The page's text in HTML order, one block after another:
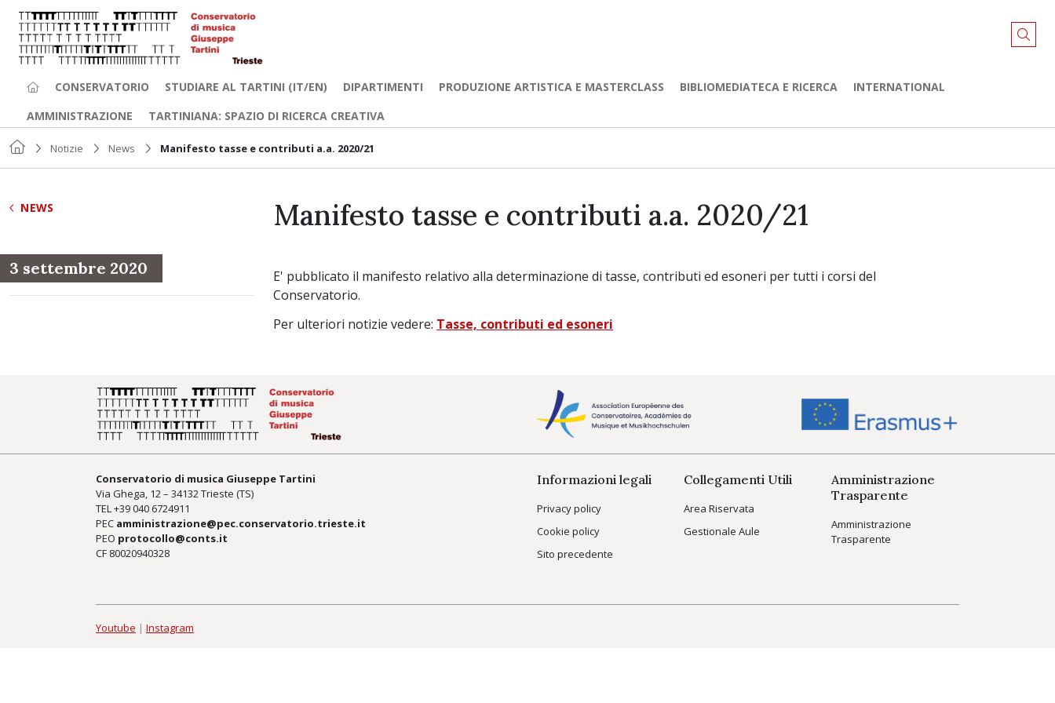
CONSERVATORIO STUDIARE AL TARTINI (IT/EN) DIPARTIMENTI PRODUZIONE ARTISTICA E MASTERCLASS BIBLIOMEDIATECA E RICERCA
INTERNATIONAL
AMMINISTRAZIONE
TARTINIANA: SPAZIO DI RICERCA CREATIVA
Notizie News Manifesto tasse e contributi a.a. 2020/21
NEWS
3 settembre 2020
Manifesto tasse e contributi a.a. 2020/21
E' pubblicato il manifesto relativo alla determinazione di tasse, contributi ed esoneri per tutti i corsi del
Conservatorio.
Per ulteriori notizie vedere: Tasse, contributi ed esoneri
Conservatorio di musica Giuseppe Tartini
Via Ghega, 12 – 34132 Trieste (TS)
TEL +39040 6724911
PEC amministrazione@pec.conservatorio.trieste.it
PEO protocollo@conts.it
CF 80020940328
Informazioni legali
Privacy policy
Cookie policy
Sito precedente
Collegamenti Utili
Area Riservata
Gestionale Aule
Amministrazione
Trasparente
Amministrazione
Trasparente
Youtube | Instagram